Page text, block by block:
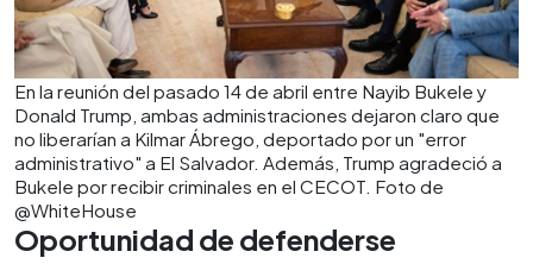
En la reunión del pasado 14 de abril entre Nayib Bukele y
Donald Trump, ambas administraciones dejaron claro que
no liberarían a Kilmar Ábrego, deportado por un "error
administrativo" a El Salvador. Además, Trump agradeció a
Bukele por recibir criminales en el CECOT. Foto de
@WhiteHouse
Oportunidad de defenderse